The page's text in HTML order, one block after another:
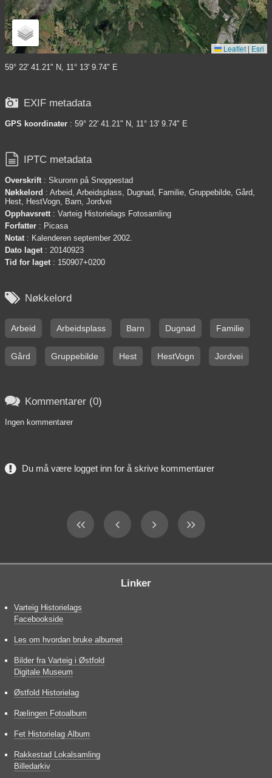
Leaflet | Esri
59° 22' 41.21" N, 11° 13' 9.74" E
 EXIF metadata
GPS koordinater : 59° 22' 41.21" N, 11° 13' 9.74" E
 IPTC metadata
Overskrift: Skuronn på Snoppestad
Nøkkelord : Arbeid, Arbeidsplass, Dugnad, Familie, Gruppebilde, Gård,
Hest, HestVogn, Barn, Jordvei
Opphavsrett: Varteig Historielags Fotosamling
Forfatter : Picasa
Notat: Kalenderen september 2002.
Dato laget: 20140923
Tid for laget: 150907+0200
 Nøkkelord
Arbeid Arbeidsplass Barn Dugnad Familie
Gård Gruppebilde Hest HestVogn Jordvei
 Kommentarer (0)
Ingen kommentarer
Du må være logget inn for å skrive kommentarer
Linker
Varteig Historielags
Facebookside
Les om hvordan bruke albumet
Bilder fra Varteig i Østfold
Digitale Museum
Østfold Historielag
Rælingen Fotoalbum
Fet Historielag Album
Rakkestad Lokalsamling
Billedarkiv